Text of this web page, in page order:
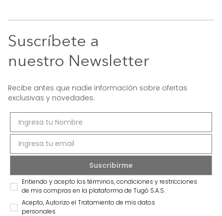
Suscríbete a
nuestro Newsletter
Recibe antes que nadie información sobre ofertas
exclusivas y novedades.
Entiendo y acepto los términos, condiciones y restricciones
de mis compras en la plataforma de Tugó S.A.S.
Acepto, Autorizo el Tratamiento de mis datos
personales.